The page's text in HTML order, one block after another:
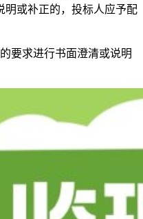
明或补正的，投标人应予配
要求进行书面澄清或说明